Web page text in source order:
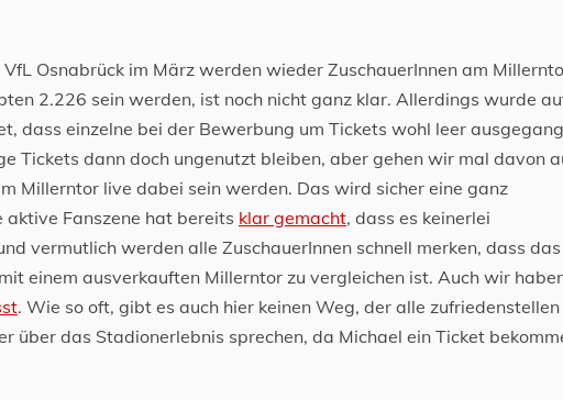
Osnabrück im März werden wieder ZuschauerInnen am
2.226 sein werden, ist noch nicht ganz klar. Allerdings wurde
dass einzelne bei der Bewerbung um Tickets wohl leer
Tickets dann doch ungenutzt bleiben, aber gehen wir mal davon
Millerntor live dabei sein werden. Das wird sicher eine ganz
aktive Fanszene hat bereits klar gemacht, dass es keinerlei
vermutlich werden alle ZuschauerInnen schnell merken, dass das
einem ausverkauften Millerntor zu vergleichen ist. Auch wir
. Wie so oft, gibt es auch hier keinen Weg, der alle zufriedenstellen
über das Stadionerlebnis sprechen, da Michael ein Ticket